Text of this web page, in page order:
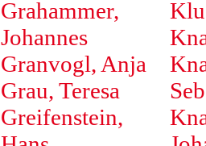
Grahammer,
Johannes
Granvogl, Anja
Grau, Teresa
Greifenstein,